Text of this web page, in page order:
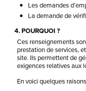
Les demandes
La demande de
4. POURQUOI ?
Ces renseignements
prestation de services,
site. Ils permettent de
exigences relatives aux
En voici quelques